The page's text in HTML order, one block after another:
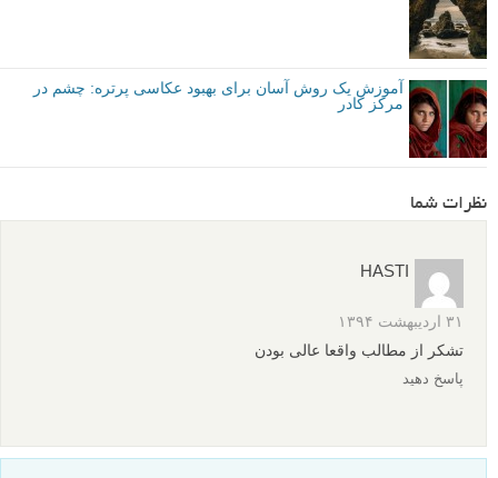
آموزش یک روش آسان برای بهبود عکاسی پرتره: چشم در
مرکز کادر
نظرات شما
HASTI
۳۱ اردیبهشت ۱۳۹۴
تشکر از مطالب واقعا عالی بودن
پاسخ دهید